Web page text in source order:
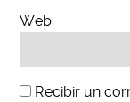
Web
Recibir un